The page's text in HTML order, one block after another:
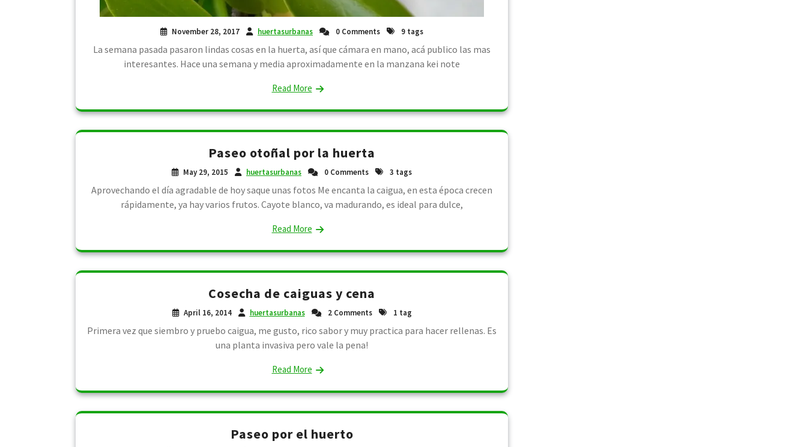
November 28, 2017 huertasurbanas 0 Comments 9 tags
La semana pasada pasaron lindas cosas en la huerta, así que cámara en mano, acá publico las mas
interesantes. Hace una semana y media aproximadamente en la manzana kei note
Read More
Paseo otoñal por la huerta
May 29, 2015 huertasurbanas 0 Comments 3 tags
Aprovechando el día agradable de hoy saque unas fotos Me encanta la caigua, en esta época crecen
rápidamente, ya hay varios frutos. Cayote blanco, va madurando, es ideal para dulce,
Read More
Cosecha de caiguas y cena
April 16, 2014 huertasurbanas 2 Comments 1 tag
Primera vez que siembro y pruebo caigua, me gusto, rico sabor y muy practica para hacer rellenas. Es
una planta invasiva pero vale la pena!
Read More
Paseo por el huerto